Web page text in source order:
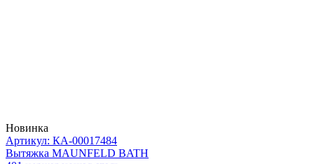
Новинка
Артикул: КА-00017484
Вытяжка MAUNFELD BATH